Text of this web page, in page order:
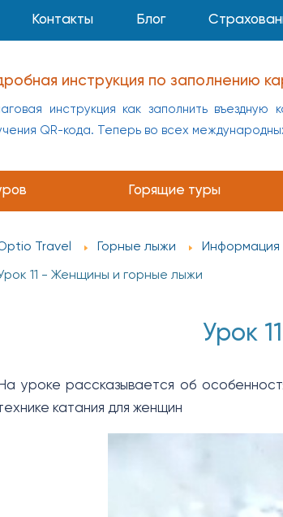
Контакты Блог
инструкция по заполнению
инструкция как заполнить
QR-кода. Теперь во всех
Горящие туры
Travel Горные лыжи Информация
11 - Женщины и горные лыжи
Урок
На уроке рассказывается об
катания для женщин